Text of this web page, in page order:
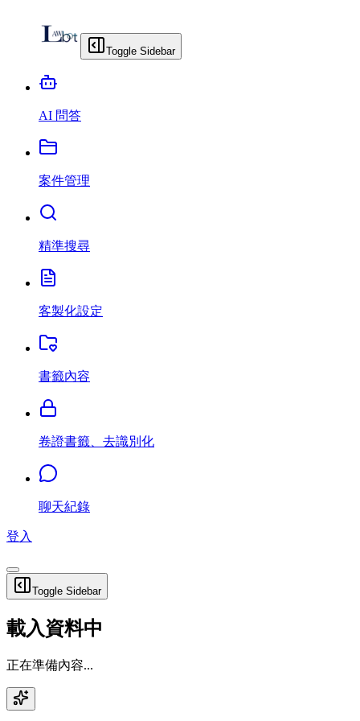
Toggle Sidebar
AI 問答
案件管理
精準搜尋
客製化設定
書籤內容
卷證書籤、去識別化
聊天紀錄
登入
Toggle Sidebar
載入資料中
正在準備內容...